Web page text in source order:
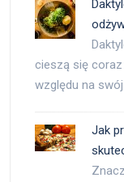
cieszą się
względu na
Jak